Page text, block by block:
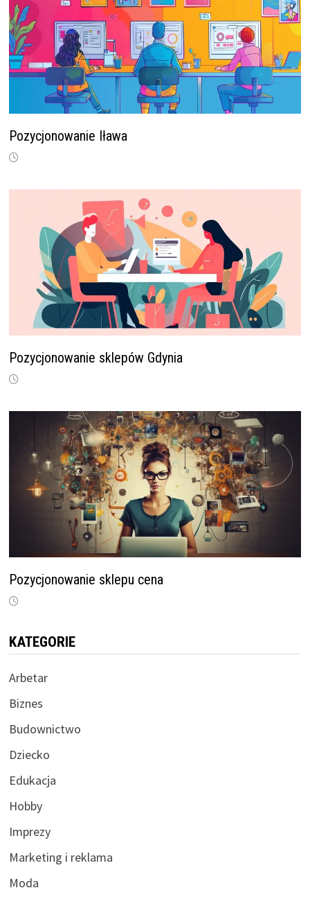
Pozycjonowanie Iława
Pozycjonowanie sklepów Gdynia
Pozycjonowanie sklepu cena
KATEGORIE
Arbetar
Biznes
Budownictwo
Dziecko
Edukacja
Hobby
Imprezy
Marketing i reklama
Moda